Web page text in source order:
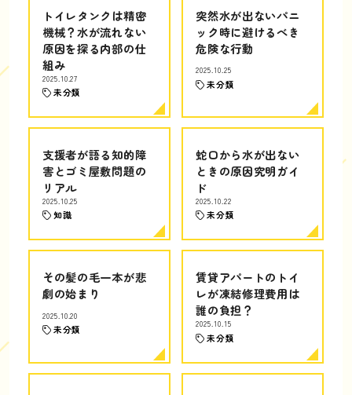
トイレタンクは精密
機械？水が流れない
原因を探る内部の仕
組み
2025.10.27
未分類
突然水が出ないパニ
ック時に避けるべき
危険な行動
2025.10.25
未分類
支援者が語る知的障
害とゴミ屋敷問題の
リアル
2025.10.25
知識
蛇口から水が出ない
ときの原因究明ガイ
ド
2025.10.22
未分類
その髪の毛一本が悲
劇の始まり
2025.10.20
未分類
賃貸アパートのトイ
レが凍結修理費用は
誰の負担？
2025.10.15
未分類